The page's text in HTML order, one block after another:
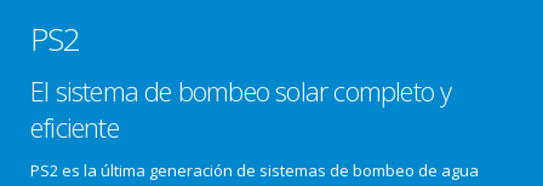
PS2
El sistema de bombeo solar completo y
eficiente
PS2 es la última generación de sistemas de bombeo de agua